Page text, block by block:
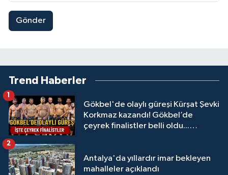
Gönder
Trend Haberler
Gökbel'de olaylı güreşi Kürşat Şevki
Korkmaz kazandı! Gökbel’de
çeyrek finalistler belli oldu...
1
Antalya'da yıllardır imar bekleyen
mahalleler açıklandı
2